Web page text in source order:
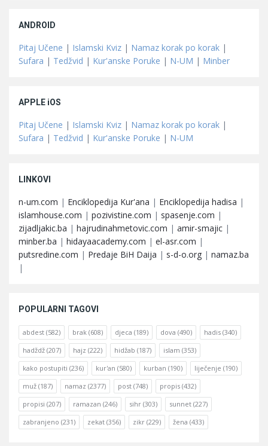
ANDROID
Pitaj Učene | Islamski Kviz | Namaz korak po korak |
Sufara | Tedžvid | Kur'anske Poruke | N-UM | Minber
APPLE iOS
Pitaj Učene | Islamski Kviz | Namaz korak po korak |
Sufara | Tedžvid | Kur'anske Poruke | N-UM
LINKOVI
n-um.com | Enciklopedija Kur'ana | Enciklopedija hadisa |
islamhouse.com | pozivistine.com | spasenje.com |
zijadljakic.ba | hajrudinahmetovic.com | amir-smajic |
minber.ba | hidayaacademy.com | el-asr.com |
putsredine.com | Predaje BiH Daija | s-d-o.org | namaz.ba
|
POPULARNI TAGOVI
abdest (582) brak (608) djeca (189) dova (490) hadis (340)
hadždž (207) hajz (222) hidžab (187) islam (353)
kako postupiti (236) kur'an (580) kurban (190) liječenje (190)
muž (187) namaz (2377) post (748) propis (432)
propisi (207) ramazan (246) sihr (303) sunnet (227)
zabranjeno (231) zekat (356) zikr (229) žena (433)